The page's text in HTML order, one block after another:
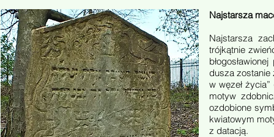
Najstarsza
Najstarsza
trójkątnie
dusza zostanie
w węzeł
motyw
ozdobione
kwiatowym
z datacją.